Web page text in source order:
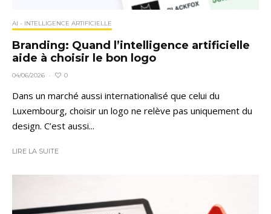
AI - INTELLIGENCE ARTIFICIELLE
Branding: Quand l’intelligence artificielle
aide à choisir le bon logo
04/06/2026 · 0
Dans un marché aussi internationalisé que celui du
Luxembourg, choisir un logo ne relève pas uniquement du
design. C’est aussi...
LIRE LA SUITE